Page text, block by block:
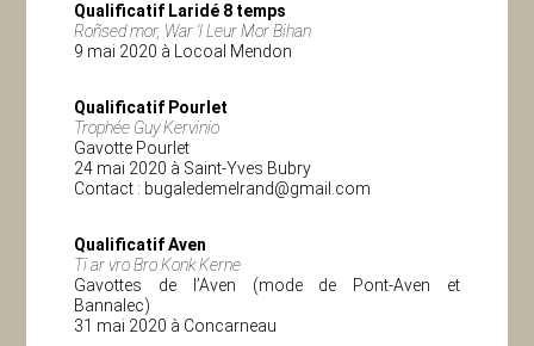
Qualificatif Laridé 8 temps
Roñsed mor, War ‘l Leur Mor Bihan
9 mai 2020 à Locoal Mendon
Qualificatif Pourlet
Trophée Guy Kervinio
Gavotte Pourlet
24 mai 2020 à Saint-Yves Bubry
Contact : bugaledemelrand@gmail.com
Qualificatif Aven
Ti ar vro Bro Konk Kerne
Gavottes de l’Aven (mode de Pont-Aven et
Bannalec)
31 mai 2020 à Concarneau